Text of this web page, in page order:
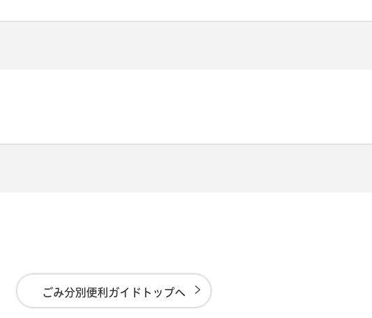
ごみ分別便利ガイドトップへ